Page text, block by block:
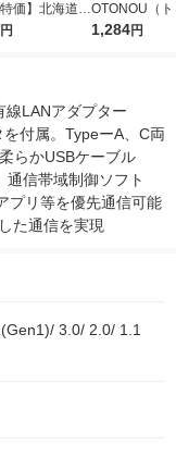
価】北海道産
し 無洗米 5k
円
OTONOU（
ウ） by
1,284円
線LANアダプター
を付属。TypeーA、C両
らかUSBケーブル
信帯域制御ソフト
プリ等を優先通信可能
た通信を実現
3.0/ 2.0/ 1.1